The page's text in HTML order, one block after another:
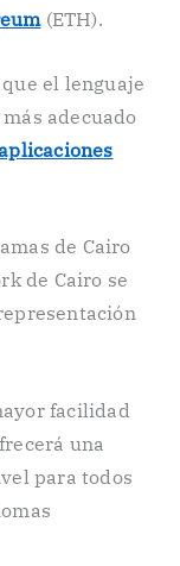
(ETH).
el lenguaje
adecuado
de Cairo
de Cairo se
facilidad
una
para todos